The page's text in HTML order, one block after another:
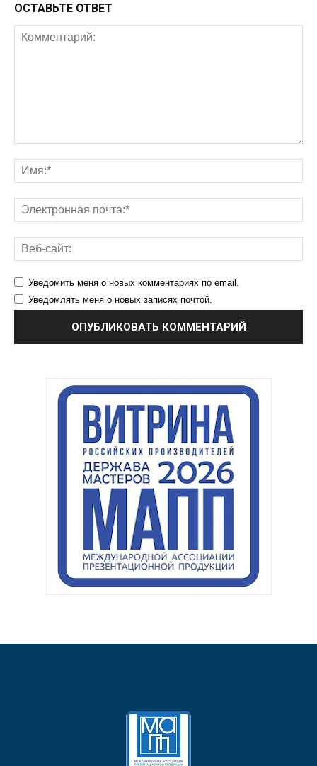
ОСТАВЬТЕ ОТВЕТ
Уведомить меня о новых комментариях по email.
Уведомлять меня о новых записях почтой.